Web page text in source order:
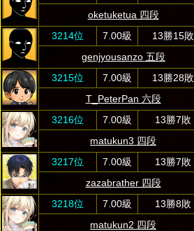
oketuketua 四段
3214位
7.00級
13勝15敗
genjyousanzo 五段
3215位
7.00級
13勝28敗
T_PeterPan 六段
3216位
7.00級
13勝7敗
matukun3 四段
3217位
7.00級
13勝7敗
zazabrather 四段
3218位
7.00級
13勝8敗
matukun2 四段